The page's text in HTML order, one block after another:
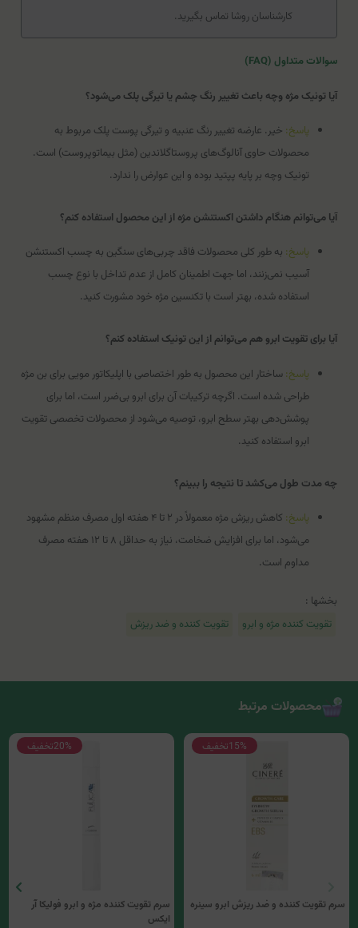
کارشناسان روشا تماس بگیرید.
سوالات متداول (FAQ)
آیا تونیک مژه وچه باعث تغییر رنگ چشم یا تیرگی پلک می‌شود؟
پاسخ: خیر. عارضه تغییر رنگ عنبیه و تیرگی پوست پلک مربوط به
محصولات حاوی آنالوگ‌های پروستاگلاندین (مثل بیماتوپروست) است.
تونیک وچه بر پایه پپتید بوده و این عوارض را ندارد.
آیا می‌توانم هنگام داشتن اکستنشن مژه از این محصول استفاده کنم؟
پاسخ: به طور کلی محصولات فاقد چربی‌های سنگین به چسب اکستنشن
آسیب نمی‌زنند، اما جهت اطمینان کامل از عدم تداخل با نوع چسب
استفاده شده، بهتر است با تکنسین مژه خود مشورت کنید.
آیا برای تقویت ابرو هم می‌توانم از این تونیک استفاده کنم؟
پاسخ:ساختار این محصول به طور اختصاصی با اپلیکاتور مویی برای بن مژه
طراحی شده است. اگرچه ترکیبات آن برای ابرو بی‌ضرر است، اما برای
پوشش‌دهی بهتر سطح ابرو، توصیه می‌شود از محصولات تخصصی تقویت
ابرو استفاده کنید.
چه مدت طول می‌کشد تا نتیجه را ببینم؟
پاسخ:
کاهش ریزش مژه معمولاً در ۲ تا ۴ هفته اول مصرف منظم مشهود
می‌شود، اما برای افزایش ضخامت، نیاز به حداقل ۸ تا ۱۲ هفته مصرف
مداوم است.
بخشها :
تقویت کننده مژه و ابرو
تقویت کننده و ضد ریزش
محصولات مرتبط
15%تخفیف
سرم تقویت کننده و ضد ریزش ابرو سینره
20%تخفیف
سرم تقویت کننده مژه و ابرو فولیکا آر
ایکس